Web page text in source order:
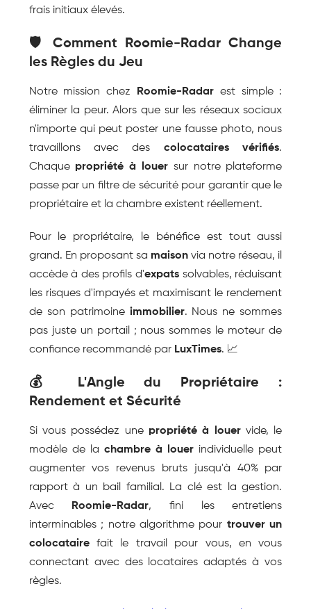
frais initiaux élevés.
🛡️ Comment Roomie-Radar Change
les Règles du Jeu
Notre mission chez Roomie-Radar est simple :
éliminer la peur. Alors que sur les réseaux sociaux
n'importe qui peut poster une fausse photo, nous
travaillons avec des colocataires vérifiés.
Chaque propriété à louer sur notre plateforme
passe par un filtre de sécurité pour garantir que le
propriétaire et la chambre existent réellement.
Pour le propriétaire, le bénéfice est tout aussi
grand. En proposant sa maison via notre réseau, il
accède à des profils d'expats solvables, réduisant
les risques d'impayés et maximisant le rendement
de son patrimoine immobilier. Nous ne sommes
pas juste un portail ; nous sommes le moteur de
confiance recommandé par LuxTimes. 📈
💰 L'Angle du Propriétaire :
Rendement et Sécurité
Si vous possédez une propriété à louer vide, le
modèle de la chambre à louer individuelle peut
augmenter vos revenus bruts jusqu'à 40% par
rapport à un bail familial. La clé est la gestion.
Avec
Roomie-Radar, fini les entretiens
interminables ; notre algorithme pour trouver un
colocataire fait le travail pour vous, en vous
connectant avec des locataires adaptés à vos
règles.